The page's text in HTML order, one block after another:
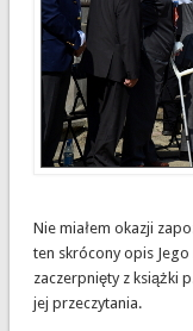
Nie miałem okazji
ten skrócony opis Jego
zaczerpnięty z książki
jej przeczytania.